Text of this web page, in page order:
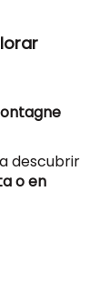
descubrir
o en